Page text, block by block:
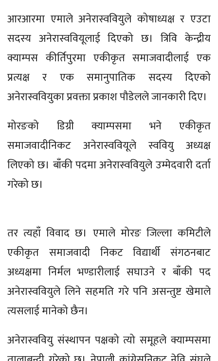
आरआरमा एमाले अनेरास्ववियुले कोषाध्यक्ष र एउटा
सदस्य अनेरास्ववियूलाई दिएको छ। त्रिवि केन्द्रीय
क्याम्पस कीर्तिपुरमा एकीकृत समाजवादीलाई एक
प्रत्यक्ष र एक समानुपातिक सदस्य दिएको
अनेरास्ववियुका प्रवक्ता प्रकाश पौडेलले जानकारी दिए।
मोरङको डिग्री क्याम्पसमा भने एकीकृत
समाजवादीनिकट अनेरास्ववियूले स्ववियु अध्यक्ष
लिएको छ। बाँकी पदमा अनेरास्ववियुले उम्मेदवारी दर्ता
गरेको छ।
तर त्यहाँ विवाद छ। एमाले मोरङ जिल्ला कमिटीले
एकीकृत समाजवादी निकट विद्यार्थी संगठनबाट
अध्यक्षमा निर्मल भण्डारीलाई सघाउने र बाँकी पद
अनेरास्ववियुले लिने सहमति गरे पनि असन्तुष्ट खेमाले
त्यसलाई मानेको छैन।
अनेरास्ववियु संस्थापन पक्षको त्यो समूहले क्याम्पसमा